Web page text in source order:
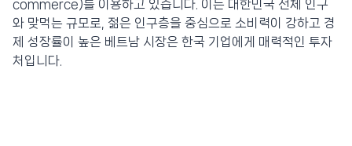
commerce)를 이용하고 있습니다. 이는 대한민국 전체 인구
와 맞먹는 규모로, 젊은 인구층을 중심으로 소비력이 강하고 경
제 성장률이 높은 베트남 시장은 한국 기업에게 매력적인 투자
처입니다.